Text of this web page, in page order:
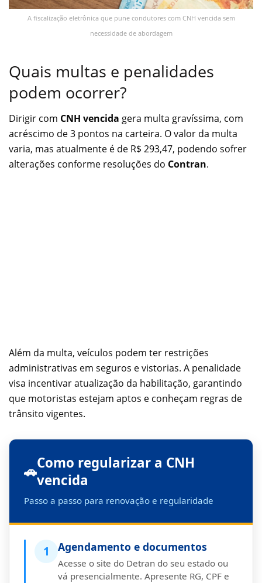
A fiscalização eletrônica que pune condutores com CNH vencida sem
necessidade de abordagem
Quais multas e penalidades
podem ocorrer?
Dirigir com CNH vencida gera multa gravíssima, com
acréscimo de 3 pontos na carteira. O valor da multa
varia, mas atualmente é de R$ 293,47, podendo sofrer
alterações conforme resoluções do Contran.
Além da multa, veículos podem ter restrições
administrativas em seguros e vistorias. A penalidade
visa incentivar atualização da habilitação, garantindo
que motoristas estejam aptos e conheçam regras de
trânsito vigentes.
🚗Como regularizar a CNH
vencida
Passo a passo para renovação e regularidade
1 Agendamento e documentos
Acesse o site do Detran do seu estado ou
vá presencialmente. Apresente RG, CPF e